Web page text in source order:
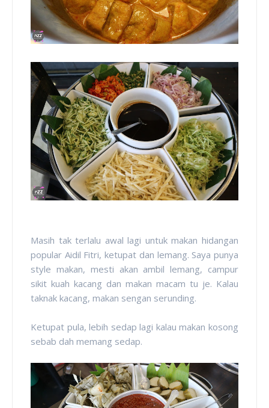
Masih tak terlalu awal lagi untuk makan hidangan
popular Aidil Fitri, ketupat dan lemang. Saya punya
style makan, mesti akan ambil lemang, campur
sikit kuah kacang dan makan macam tu je. Kalau
taknak kacang, makan sengan serunding.
Ketupat pula, lebih sedap lagi kalau makan kosong
sebab dah memang sedap.